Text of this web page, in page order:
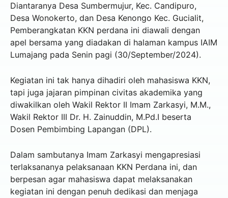
Diantaranya Desa Sumbermujur, Kec. Candipuro,
Desa Wonokerto, dan Desa Kenongo Kec. Gucialit,
Pemberangkatan KKN perdana ini diawali dengan
apel bersama yang diadakan di halaman kampus IAIM
Lumajang pada Senin pagi (30/September/2024).
Kegiatan ini tak hanya dihadiri oleh mahasiswa KKN,
tapi juga jajaran pimpinan civitas akademika yang
diwakilkan oleh Wakil Rektor II Imam Zarkasyi, M.M.,
Wakil Rektor III Dr. H. Zainuddin, M.Pd.I beserta
Dosen Pembimbing Lapangan (DPL).
Dalam sambutanya Imam Zarkasyi mengapresiasi
terlaksananya pelaksanaan KKN Perdana ini, dan
berpesan agar mahasiswa dapat melaksanakan
kegiatan ini dengan penuh dedikasi dan menjaga